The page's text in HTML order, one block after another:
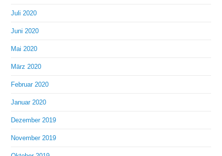
Juli 2020
Juni 2020
Mai 2020
März 2020
Februar 2020
Januar 2020
Dezember 2019
November 2019